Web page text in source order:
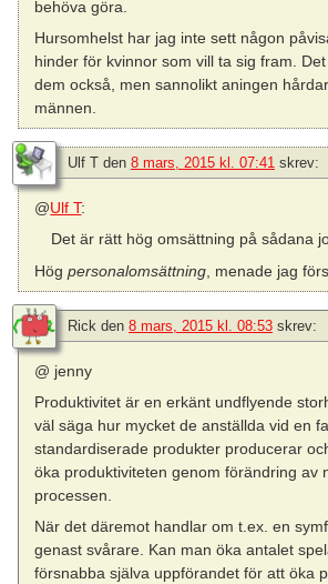
behöva göra.
Hursomhelst har jag inte sett någon
hinder för kvinnor som vill ta sig fram.
dem också, men sannolikt aningen
männen.
Ulf T den 8 mars, 2015 kl. 07:41 skrev:
@Ulf T:
Det är rätt hög omsättning på sådana
Högpersonalomsättning , menade jag
Rick den 8 mars, 2015 kl. 08:53 skrev:
@ jenny
Produktivitet är en erkänt undflyende
väl säga hur mycket de anställda vid en
standardiserade produkter producerar
öka produktiviteten genom förändring av
processen.
När det däremot handlar om t.ex. en
genast svårare. Kan man öka antalet
försnabba själva uppförandet för att öka